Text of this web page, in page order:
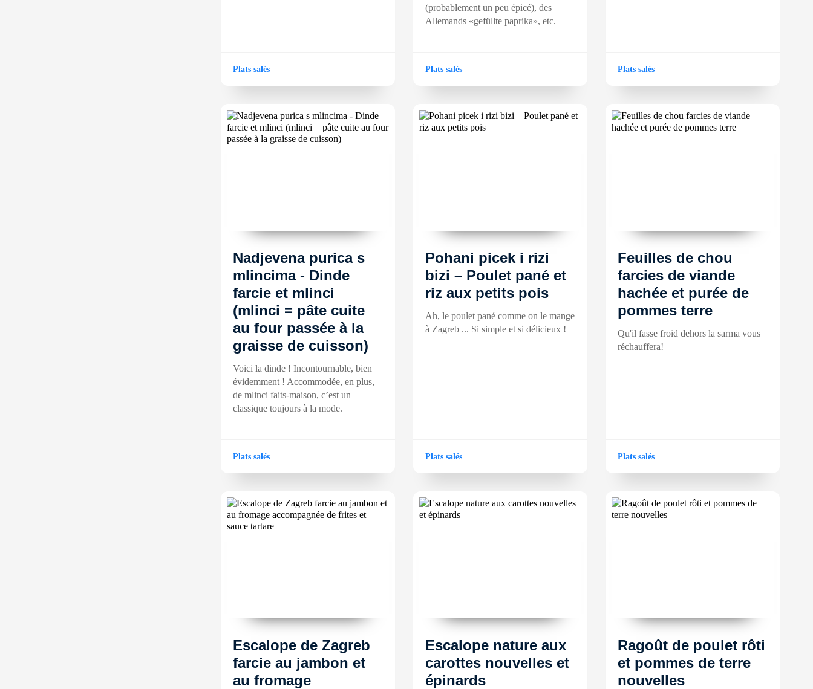
Plats salés
(probablement un peu épicé), des
Allemands «gefüllte paprika», etc.
Plats salés Plats salés
Nadjevena purica s
mlincima - Dinde
farcie et mlinci
(mlinci = pâte cuite
au four passée à la
graisse de cuisson)
Voici la dinde ! Incontournable, bien
évidemment ! Accommodée, en plus,
de mlinci faits-maison, c’est un
classique toujours à la mode.
Plats salés
Pohani picek i rizi
bizi – Poulet pané et
riz aux petits pois
Ah, le poulet pané comme on le mange
à Zagreb ... Si simple et si délicieux !
Plats salés
Feuilles de chou
farcies de viande
hachée et purée de
pommes terre
Qu'il fasse froid dehors la sarma vous
réchauffera!
Plats salés
Escalope de Zagreb
farcie au jambon et
au fromage
Escalope nature aux
carottes nouvelles et
épinards
Ragoût de poulet rôti
et pommes de terre
nouvelles